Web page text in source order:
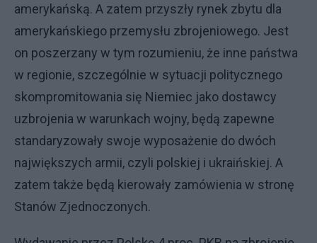
amerykańską. A zatem przyszły rynek zbytu dla
amerykańskiego przemysłu zbrojeniowego. Jest
on poszerzany w tym rozumieniu, że inne państwa
w regionie, szczególnie w sytuacji politycznego
skompromitowania się Niemiec jako dostawcy
uzbrojenia w warunkach wojny, będą zapewne
standaryzowały swoje wyposażenie do dwóch
największych armii, czyli polskiej i ukraińskiej. A
zatem także będą kierowały zamówienia w stronę
Stanów Zjednoczonych.